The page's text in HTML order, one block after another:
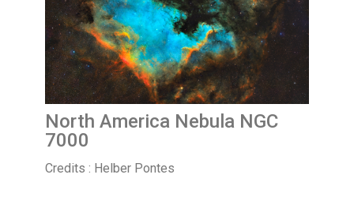
North America Nebula NGC
7000
Credits : Helber Pontes